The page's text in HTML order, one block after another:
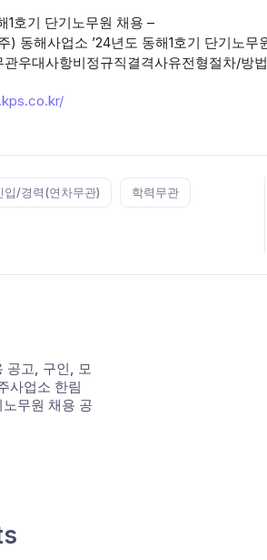
1호기 단기노무원 채용 –
) 동해사업소 ’24년도 동해1호기 단기노
우대사항비정규직결격사유전형절차/방법
입/경력(연차무관) 학력무관
공고, 구인, 모
사업소 한림
무원 채용 공